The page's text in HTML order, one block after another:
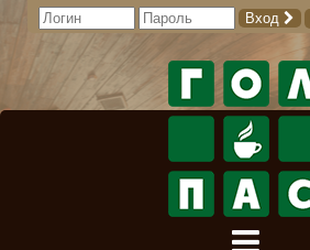
Вход